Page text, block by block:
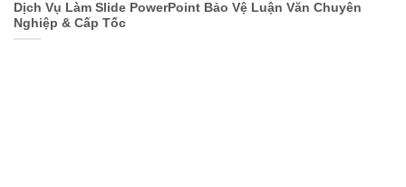
Dịch Vụ Làm Slide PowerPoint Bảo Vệ Luận Văn Chuyên
Nghiệp & Cấp Tốc